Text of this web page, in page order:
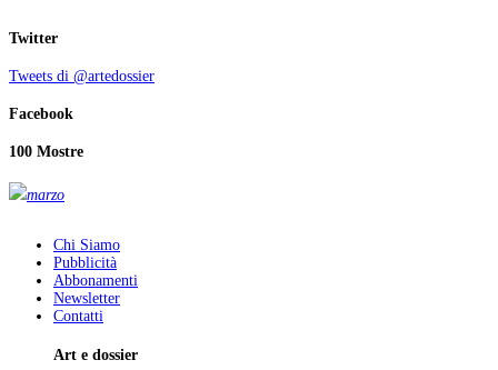
Twitter
Tweets di @artedossier
Facebook
100 Mostre
marzo
Chi Siamo
Pubblicità
Abbonamenti
Newsletter
Contatti
Art e dossier